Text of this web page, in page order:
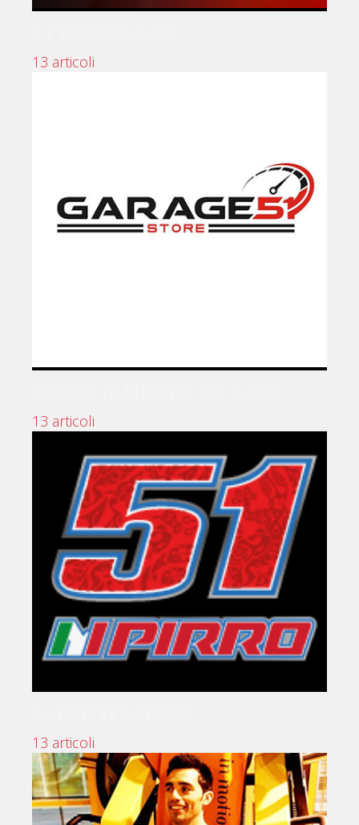
13 articoli
13 articoli
13 articoli